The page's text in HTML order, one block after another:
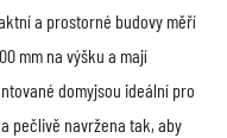
a prostorné budovy měří
mm na výšku a mají
domyjsou ideální pro
pečlivě navržena tak, aby